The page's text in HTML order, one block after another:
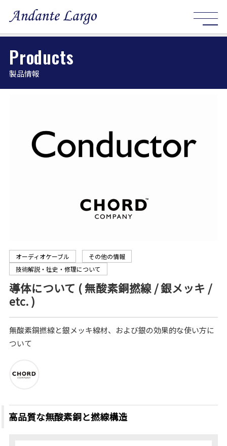
Products
製品情報
オーディオケーブル
その他の情報
技術解説・社史・修理について
導体について ( 無酸素銅撚線 / 銀メッキ /
etc. )
無酸素銅撚線と銀メッキ線材、および銀の効果的な使い方に
ついて
高品質な無酸素銅と撚線構造